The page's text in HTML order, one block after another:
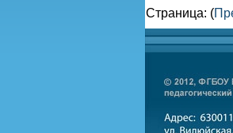
Страница: (